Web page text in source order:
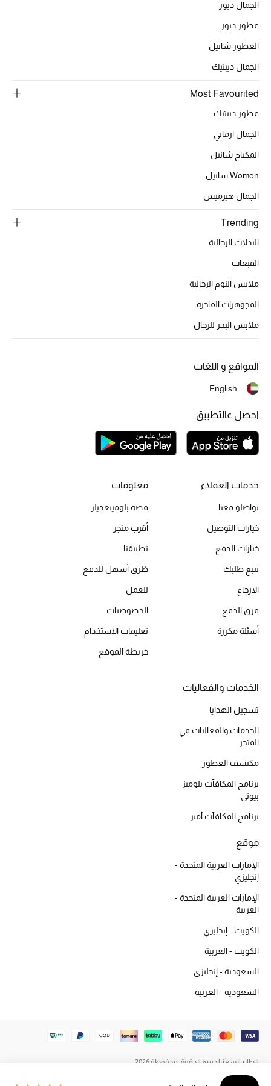
دليل ملتزمات الحقائب
حقائب الأطفال
أبرز المصممين
تسوقوا الحقائب
الموسم الجديد
أحذية النسائية
تشكيلة الأحذية
الأحذية الرجالية
أحذية للأطفال
أبرز المصممين
تسوقوا الأحذية
الجديد في عالم الجمال
الأكثر مبيعاً
العطور
مكتشف العطور
المكياج
مستحضرات العناية
مستحضرات الاستحمام والعناية بالجسم
الصحة والعافية
مجموعة الجمال
الجمال في بلوميز
الجمال ديور
عطور ديور
العطور شانيل
الجمال ديبتيك
Most Favourited
عطور ديبتيك
الجمال ارماني
المكياج شانيل
Women شانيل
الجمال هيرميس
Trending
البدلات الرجالية
القبعات
ملابس النوم الرجالية
المجوهرات الفاخرة
ملابس البحر للرجال
خدمات العملاء
تواصلو معنا
خيارات التوصيل
خيارات الدفع
تتبع طلبك
الارجاع
فرق الدفع
أسئلة مكررة
معلومات
قصة بلومينغديلز
أقرب متجر
تطبيقنا
طُرق أسهل للدفع
للعمل
الخصوصيات
تعليمات الاستخدام
خريطة الموقع
الخدمات والفعاليات
تسجيل الهدايا
الخدمات والفعاليات في
المتجر
مكتشف العطور
برنامج المكافآت بلوميز
بيوتي
برنامج المكافآت أمبر
موقع
الإمارات العربية المتحدة -
إنجليزي
الإمارات العربية المتحدة -
العربية
الكويت - إنجليزي
الكويت - العربية
السعودية - إنجليزي
السعودية - العربية
المواقع و اللغات
English
احصل عالتطبيق
الطاير إنسغنيا جميع الحقوق محفوظة 2026